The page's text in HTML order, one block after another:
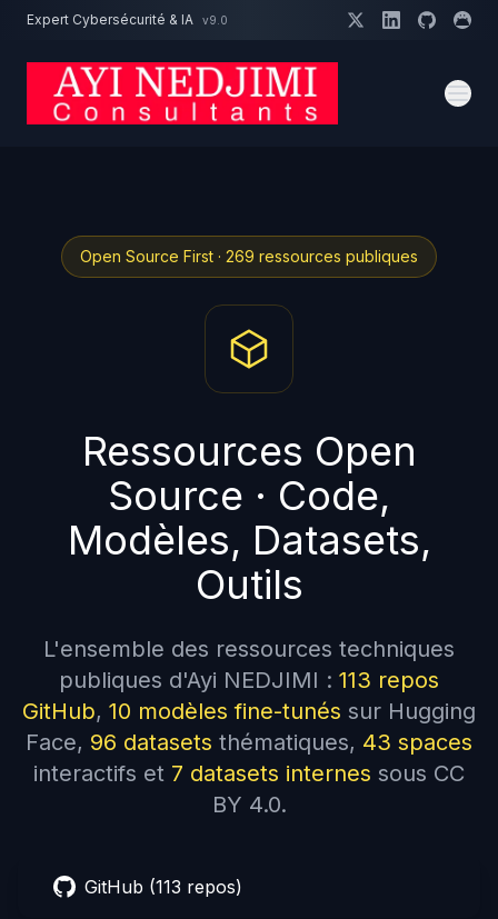
Aller au contenu principal
Expert Cybersécurité & IA v9.0
Open Source First · 269 ressources publiques
Ressources Open
Source · Code,
Modèles, Datasets,
Outils
L'ensemble des ressources techniques
publiques d'Ayi NEDJIMI : 113 repos
GitHub, 10 modèles fine-tunés sur Hugging
Face, 96 datasets thématiques, 43 spaces
interactifs et 7 datasets internes sous CC
BY 4.0.
GitHub (113 repos)
Un projet cybersécurité ?